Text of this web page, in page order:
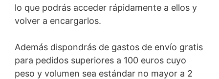
lo que podrás acceder rápidamente a ellos y
volver a encargarlos.
Además dispondrás de gastos de envío gratis
para pedidos superiores a 100 euros cuyo
peso y volumen sea estándar no mayor a 2